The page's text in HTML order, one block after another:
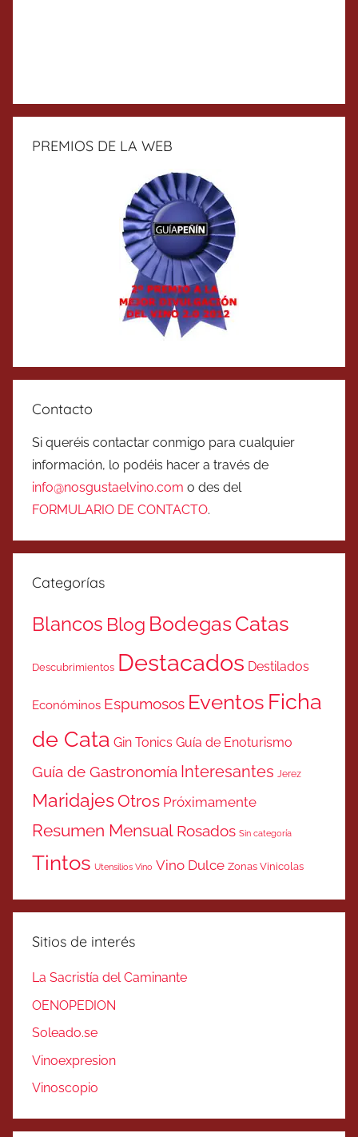
PREMIOS DE LA WEB
Contacto
Si queréis contactar conmigo para cualquier
información, lo podéis hacer a través de
info@nosgustaelvino.com o des del
FORMULARIO DE CONTACTO.
Categorías
Blancos Blog BodegasCatas
Descubrimientos Destacados Destilados
Económinos Espumosos Eventos Ficha
de Cata Gin Tonics Guía de Enoturismo
Guía de Gastronomía Interesantes Jerez
MaridajesOtros Próximamente
Resumen Mensual Rosados Sin categoría
Tintos Utensilios Vino Vino Dulce Zonas Vinicolas
Sitios de interés
La Sacristía del Caminante
OENOPEDION
Soleado.se
Vinoexpresion
Vinoscopio